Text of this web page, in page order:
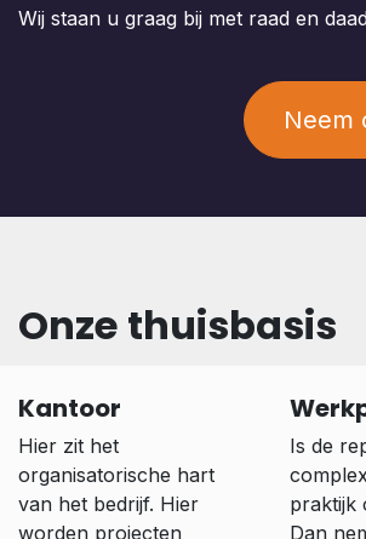
Wij staan u graag bij met raad en
Neem
Onze thuisbasis
Kantoor
Hier zit het
organisatorische hart
van het bedrijf. Hier
worden projecten
Is de
praktijk
Dan